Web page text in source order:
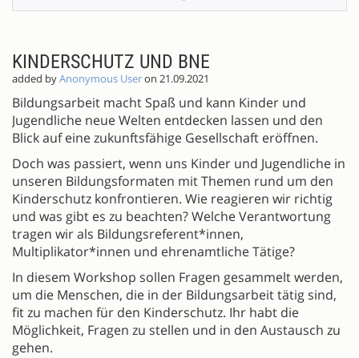
KINDERSCHUTZ UND BNE
added byAnonymous Useron 21.09.2021
Bildungsarbeit macht Spaß und kann Kinder und
Jugendliche neue Welten entdecken lassen und den
Blick auf eine zukunftsfähige Gesellschaft eröffnen.
Doch was passiert, wenn uns Kinder und Jugendliche in
unseren Bildungsformaten mit Themen rund um den
Kinderschutz konfrontieren. Wie reagieren wir richtig
und was gibt es zu beachten? Welche Verantwortung
tragen wir als Bildungsreferent*innen,
Multiplikator*innen und ehrenamtliche Tätige?
In diesem Workshop sollen Fragen gesammelt werden,
um die Menschen, die in der Bildungsarbeit tätig sind,
fit zu machen für den Kinderschutz. Ihr habt die
Möglichkeit, Fragen zu stellen und in den Austausch zu
gehen.